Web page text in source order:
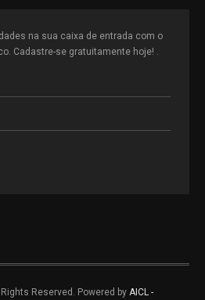
na sua caixa de entrada com o
Cadastre-se gratuitamente hoje! .
Reserved. Powered by AICL -